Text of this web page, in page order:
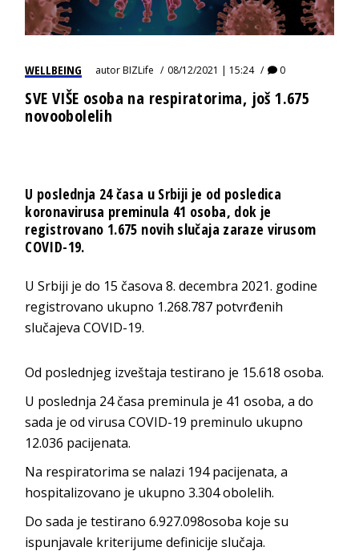
WELLBEING autorBIZLife 08/12/2021 | 15:24 0
SVE VIŠE osoba na respiratorima, još 1.675
novoobolelih
U poslednja 24 časa u Srbiji je od posledica
koronavirusa preminula 41 osoba, dok je
registrovano 1.675 novih slučaja zaraze virusom
COVID-19.
U Srbiji je do 15 časova 8. decembra 2021. godine
registrovano ukupno 1.268.787 potvrđenih
slučajeva COVID-19.
Od poslednjeg izveštaja testirano je 15.618 osoba.
U poslednja 24 časa preminula je 41 osoba, a do
sada je od virusa COVID-19 preminulo ukupno
12.036 pacijenata.
Na respiratorima se nalazi 194 pacijenata, a
hospitalizovano je ukupno 3.304 obolelih.
Do sada je testirano 6.927.098osoba koje su
ispunjavale kriterijume definicije slučaja.